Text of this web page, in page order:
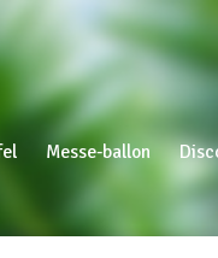
Messe-ballon